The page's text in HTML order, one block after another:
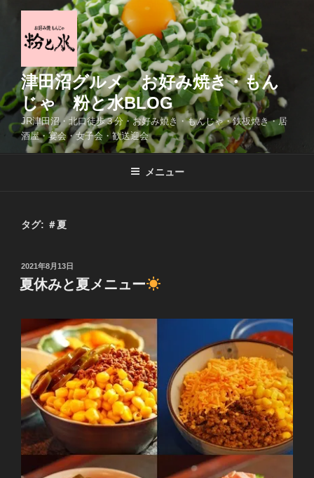
へ
ス
キ
津田沼グルメ お好み焼き・もん
じゃ 粉と水BLOG
JR津田沼・北口徒歩３分・お好み焼き・もんじゃ・鉄板焼き・居
酒屋・宴会・女子会・歓送迎会
メニュー
タグ: ＃夏
投
稿
日:
2021年8月13日
夏休みと夏メニュー